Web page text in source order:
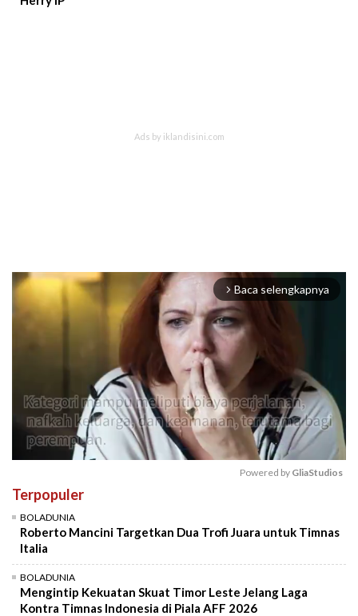
arrow_forward_ios Baca selengkapnya
Powered by GliaStudios
Terpopuler
BOLADUNIA
Roberto Mancini Targetkan Dua Trofi Juara untuk Timnas
Italia
BOLADUNIA
Mengintip Kekuatan Skuat Timor Leste Jelang Laga
Kontra Timnas Indonesia di Piala AFF 2026